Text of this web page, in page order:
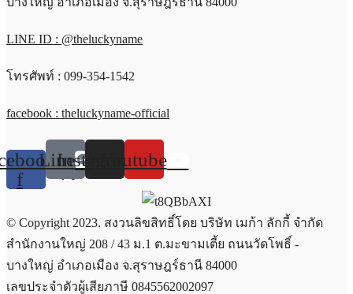
LINE ID : @theluckyname
โทรศัพท์ : 099-354-1542
facebook : theluckyname-official
f
LineInstagramYoutube
© Copyright 2023. สงวนลิขสิทธิ์โดย บริษัท เมก้า ลักกี้ จำกัด
สำนักงานใหญ่ 208 / 43 ม.1 ต.มะขามเตี้ย ถนนวัดโพธิ์ -
บางใหญ่ อำเภอเมือง จ.สุราษฎร์ธานี 84000
เลขประจำตัวผู้เสียภาษี 0845562002097